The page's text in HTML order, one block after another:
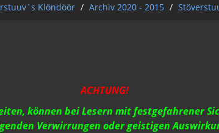
Klöndöör / Archiv 2020 - 2015 /
ACHTUNG!
können bei Lesern mit festgefahrener
Verwirrungen oder geistigen